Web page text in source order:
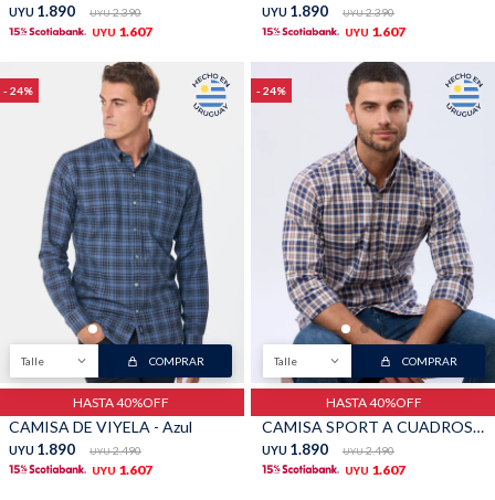
UYU 1.890 UYU 2.390
UYU 1.607
UYU 1.890 UYU 2.390
UYU 1.607
24
Talle COMPRAR
HASTA 40%OFF
CAMISA DE VIYELA - Azul
UYU 1.890 UYU 2.490
UYU 1.607
24
Talle COMPRAR
HASTA 40%OFF
CAMISA SPORT A CUADROS - Unico
UYU 1.890 UYU 2.490
UYU 1.607